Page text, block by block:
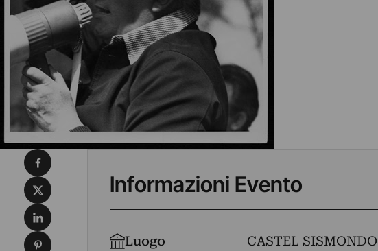
Informazioni Evento
Luogo
CASTEL SISMONDO
Condividi su Facebook
Condividi su X
Condividi su LinkedIn
Condividi su Pinterest